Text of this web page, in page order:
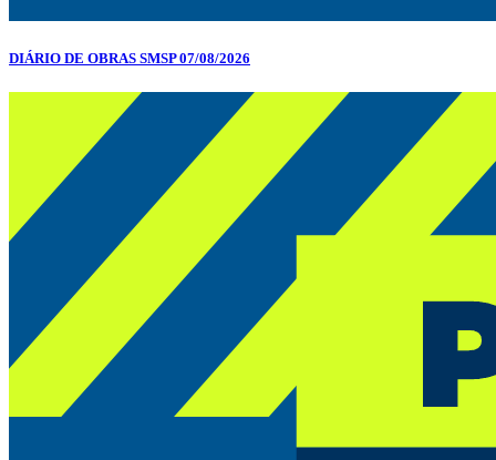
DIÁRIO DE OBRAS SMSP 07/08/2026